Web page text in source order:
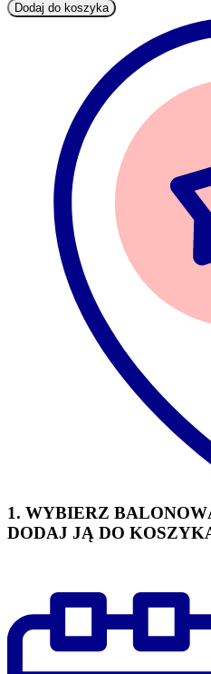
Dodaj do koszyka
1. WYBIERZ
DODAJ JĄ DO